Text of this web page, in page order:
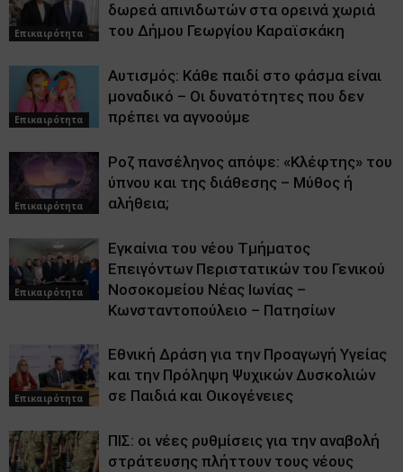
Επικαιρότητα
δωρεά απινιδωτών στα ορεινά χωριά
του Δήμου Γεωργίου Καραϊσκάκη
Επικαιρότητα
Αυτισμός: Κάθε παιδί στο φάσμα είναι
μοναδικό – Οι δυνατότητες που δεν
πρέπει να αγνοούμε
Επικαιρότητα
Ροζ πανσέληνος απόψε: «Κλέφτης» του
ύπνου και της διάθεσης – Μύθος ή
αλήθεια;
Επικαιρότητα
Εγκαίνια του νέου Τμήματος
Επειγόντων Περιστατικών του Γενικού
Νοσοκομείου Νέας Ιωνίας –
Κωνσταντοπούλειο – Πατησίων
Επικαιρότητα
Εθνική Δράση για την Προαγωγή Υγείας
και την Πρόληψη Ψυχικών Δυσκολιών
σε Παιδιά και Οικογένειες
ΠΙΣ: οι νέες ρυθμίσεις για την αναβολή
στράτευσης πλήττουν τους νέους